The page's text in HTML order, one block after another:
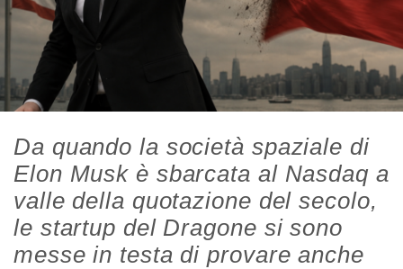
Da quando la società spaziale di
Elon Musk è sbarcata al Nasdaq a
valle della quotazione del secolo,
le startup del Dragone si sono
messe in testa di provare anche